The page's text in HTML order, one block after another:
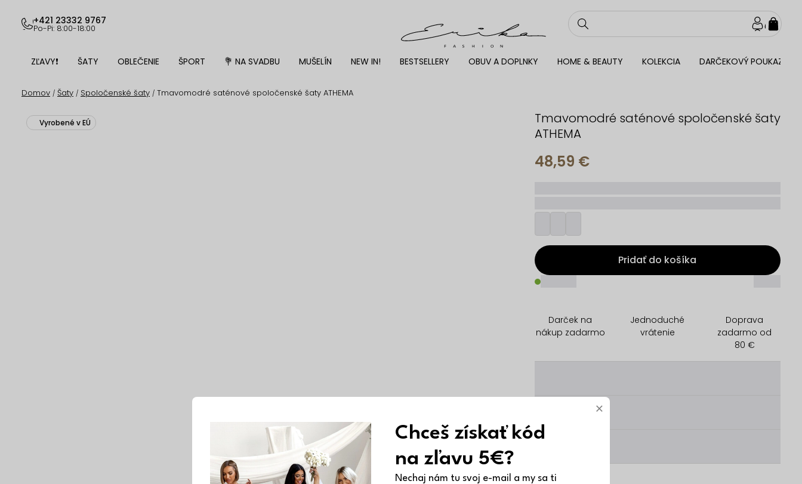
obsah
+421 23332 9767
Po-Pi: 8:00-18:00
ZĽAVY❗ ŠATY OBLEČENIE ŠPORT 💐 NA SVADBU MUŠELÍN NEW IN! BESTSELLERY OBUV A DOPLNKY HOME & BEAUTY KOLEKCIA DARČEKOVÝ POUKAZ
Domov / Šaty / Spoločenské šaty / Tmavomodré saténové spoločenské šaty ATHEMA
Tmavomodré saténové spoločenské šaty
ATHEMA
Vyrobené v EÚ
48,59 €
Pridať do košíka
_____
Darček na
nákup zadarmo
Jednoduché
vrátenie
Doprava
zadarmo od
80 €
________×
Chceš získať kód
na zľavu 5€?
Nechaj nám tu svoj e-mail a my sa ti